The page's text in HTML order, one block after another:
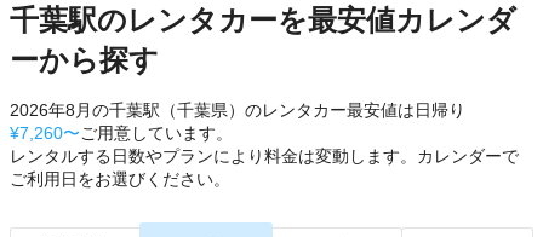
千葉駅のレンタカーを最安値カレンダ
ーから探す
2026年8月の千葉駅（千葉県）のレンタカー最安値は日帰り
¥7,260〜ご用意しています。
レンタルする日数やプランにより料金は変動します。カレンダーで
ご利用日をお選びください。